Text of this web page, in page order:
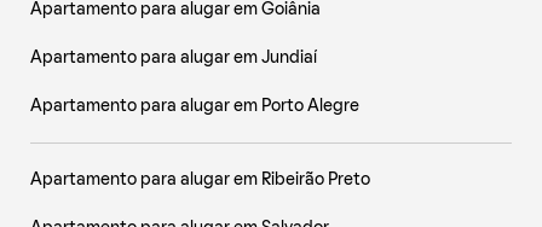
Apartamento para alugar em Goiânia
Apartamento para alugar em Jundiaí
Apartamento para alugar em Porto Alegre
Apartamento para alugar em Ribeirão Preto